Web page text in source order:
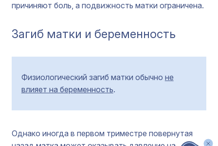
причиняют боль, а подвижность матки ограничена.
Загиб матки и беременность
Физиологический загиб матки обычно не
влияет на беременность.
Однако иногда в первом триместре повернутая